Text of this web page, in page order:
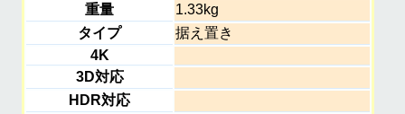
重量
1.33kg
タイプ
据え置き
4K
3D対応
HDR対応